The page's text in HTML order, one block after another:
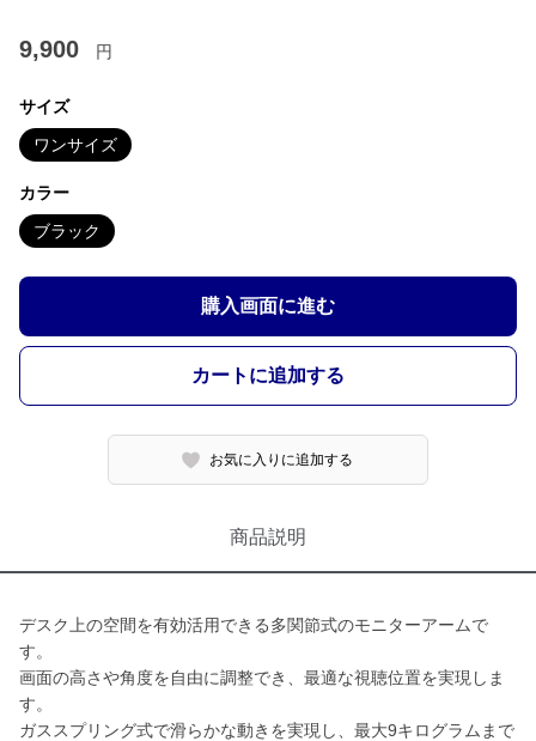
9,900 円
サイズ
ワンサイズ
カラー
ブラック
購入画面に進む
カートに追加する
お気に入りに追加する
商品説明
デスク上の空間を有効活用できる多関節式のモニターアームで
す。
画面の高さや角度を自由に調整でき、最適な視聴位置を実現しま
す。
ガススプリング式で滑らかな動きを実現し、最大9キログラムまで